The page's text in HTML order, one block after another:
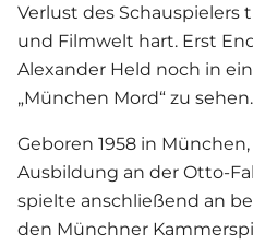
Verlust des Schauspielers
und Filmwelt hart. Erst
Alexander Held noch in
„München Mord“ zu sehen.
Geboren 1958 in
Ausbildung an der Otto-
spielte anschließend an
den Münchner